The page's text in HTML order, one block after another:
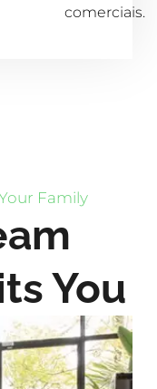
comerciais.
Family
You